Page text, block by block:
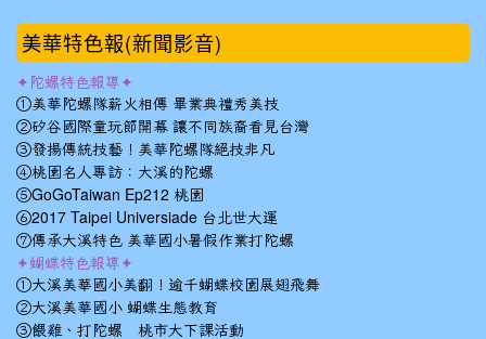
美華特色報(新聞影音)
✦陀螺特色報導✦
①美華陀螺隊薪火相傳 畢業典禮秀美技
②矽谷國際童玩節開幕 讓不同族裔看見台灣
③發揚傳統技藝！美華陀螺隊絕技非凡
④桃園名人專訪：大溪的陀螺
⑤GoGoTaiwan Ep212 桃園
⑥2017 Taipei Universiade 台北世大運
⑦傳承大溪特色 美華國小暑假作業打陀螺
✦蝴蝶特色報導✦
①大溪美華國小美翻！逾千蝴蝶校園展翅飛舞
②大溪美華國小 蝴蝶生態教育
③餵雞、打陀螺 桃市大下課活動